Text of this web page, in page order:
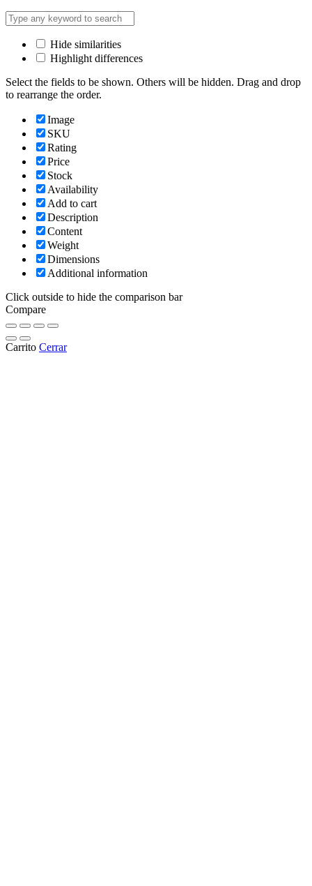
Hide similarities
Highlight differences
Select the fields to be shown. Others will be hidden. Drag and drop
to rearrange the order.
Image
SKU
Rating
Price
Stock
Availability
Add to cart
Description
Content
Weight
Dimensions
Additional information
Click outside to hide the comparison bar
Compare
Carrito Cerrar